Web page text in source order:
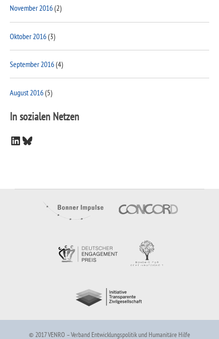
November 2016(2)
Oktober 2016(3)
September 2016(4)
August 2016(5)
In sozialen Netzen
LinkedIn
Bluesky
© 2017 VENRO – Verband Entwicklungspolitik und Humanitäre Hilfe